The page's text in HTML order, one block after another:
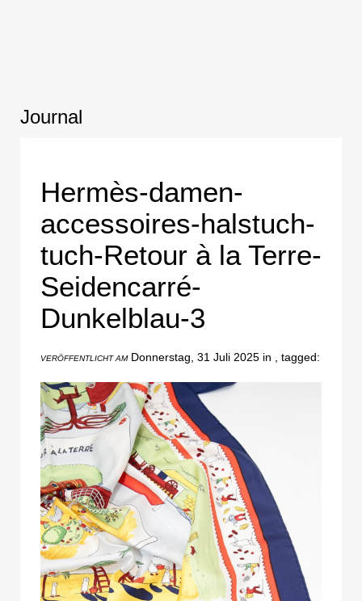
Journal
Hermès-damen-
accessoires-halstuch-
tuch-Retour à la Terre-
Seidencarré-
Dunkelblau-3
VERÖFFENTLICHT AMDonnerstag, 31 Juli 2025 in , tagged: